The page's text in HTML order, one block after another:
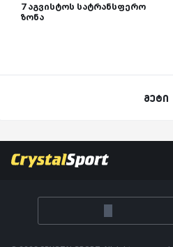
7 აგვისტოს სატრანსფერო
ზონა
მეტი